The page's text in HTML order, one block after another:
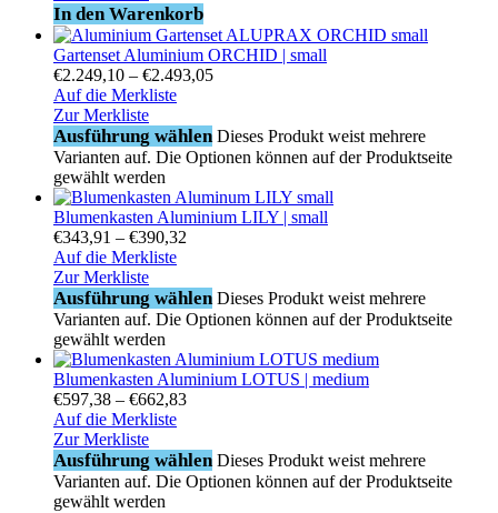
In den Warenkorb
Gartenset Aluminium ORCHID | small
€2.249,10 – €2.493,05
Auf die Merkliste
Zur Merkliste
Ausführung wählen Dieses Produkt weist mehrere
Varianten auf. Die Optionen können auf der Produktseite
gewählt werden
Blumenkasten Aluminium LILY | small
€343,91 – €390,32
Auf die Merkliste
Zur Merkliste
Ausführung wählen Dieses Produkt weist mehrere
Varianten auf. Die Optionen können auf der Produktseite
gewählt werden
Blumenkasten Aluminium LOTUS | medium
€597,38 – €662,83
Auf die Merkliste
Zur Merkliste
Ausführung wählen Dieses Produkt weist mehrere
Varianten auf. Die Optionen können auf der Produktseite
gewählt werden